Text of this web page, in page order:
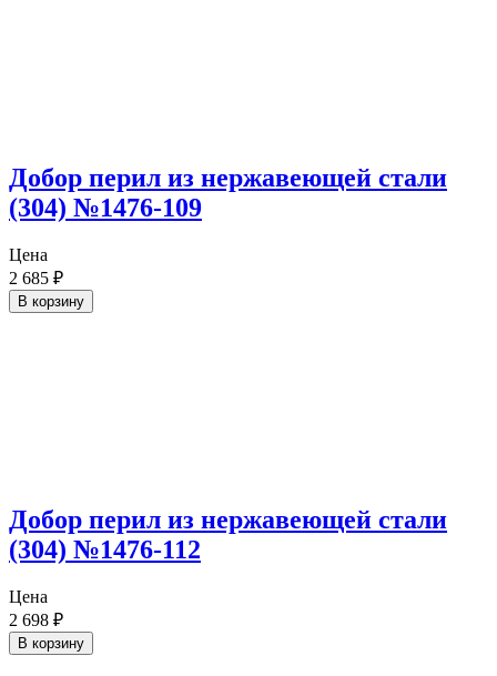
Добор перил из нержавеющей стали
(304) №1476-109
Цена
2 685 ₽
В корзину
Добор перил из нержавеющей стали
(304) №1476-112
Цена
2 698 ₽
В корзину